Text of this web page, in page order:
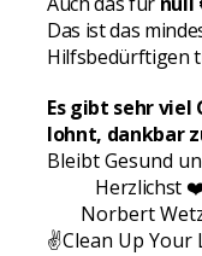
Das ist das
Hilfsbedürftigen
Es gibt sehr viel
lohnt, dankbar
Bleibt Gesund
Herzlichst
Norbert
✌️Clean Up Your